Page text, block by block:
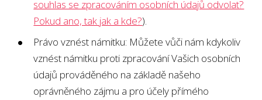
souhlas se zpracováním osobních údajů odvolat?
Pokud ano, tak jak a kde?).
Právo vznést námitku: Můžete vůči nám kdykoliv
vznést námitku proti zpracování Vašich osobních
údajů prováděného na základě našeho
oprávněného zájmu a pro účely přímého